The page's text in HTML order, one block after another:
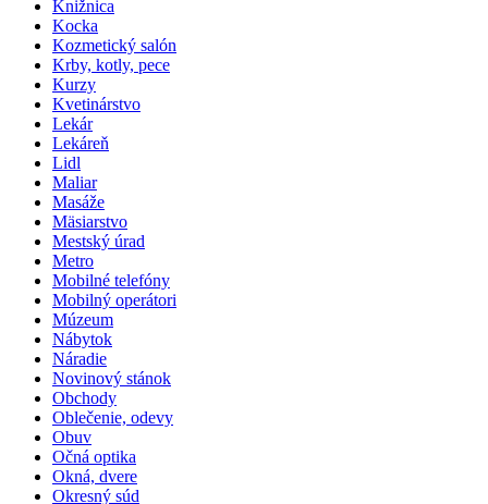
Knižnica
Kocka
Kozmetický salón
Krby, kotly, pece
Kurzy
Kvetinárstvo
Lekár
Lekáreň
Lidl
Maliar
Masáže
Mäsiarstvo
Mestský úrad
Metro
Mobilné telefóny
Mobilný operátori
Múzeum
Nábytok
Náradie
Novinový stánok
Obchody
Oblečenie, odevy
Obuv
Očná optika
Okná, dvere
Okresný súd